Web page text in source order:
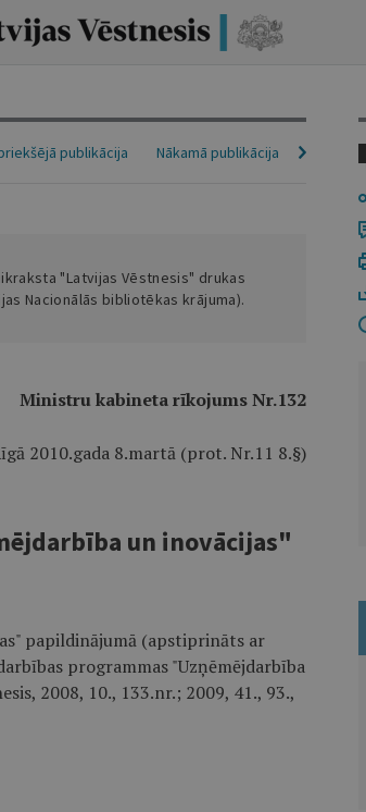
Nākamā publikācija
publikācija
"Latvijas Vēstnesis" drukas
Nacionālās bibliotēkas krājuma).
Ministru kabineta rīkojums Nr.132
2010.gada 8.martā (prot. Nr.11 8.§)
un inovācijas"
papildinājumā (apstiprināts ar
programmas "Uzņēmējdarbība
2008, 10., 133.nr.; 2009, 41., 93.,